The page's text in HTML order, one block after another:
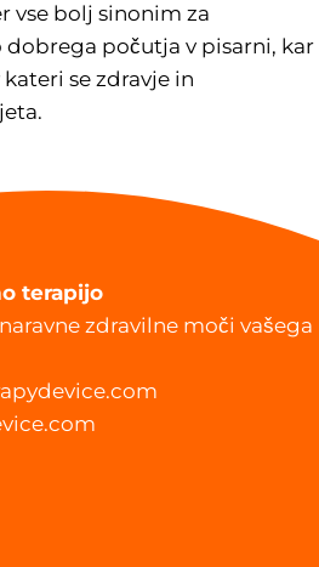
vse bolj sinonim za
počutja v pisarni, kar
se zdravje in
terapijo
zdravilne moči vašega